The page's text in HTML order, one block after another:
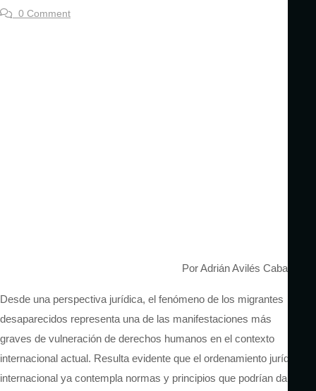
0 Comment
Por Adrián Avilés Cabanilla
Desde una perspectiva jurídica, el fenómeno de los migrantes
desaparecidos representa una de las manifestaciones más
graves de vulneración de derechos humanos en el contexto
internacional actual. Resulta evidente que el ordenamiento jurídico
internacional ya contempla normas y principios que podrían dar